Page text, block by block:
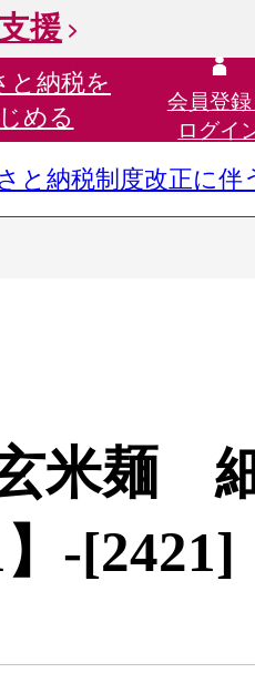
援
と納税を
める
会員登録
ログイ
と納税制度改正に
米麺
-[2421]